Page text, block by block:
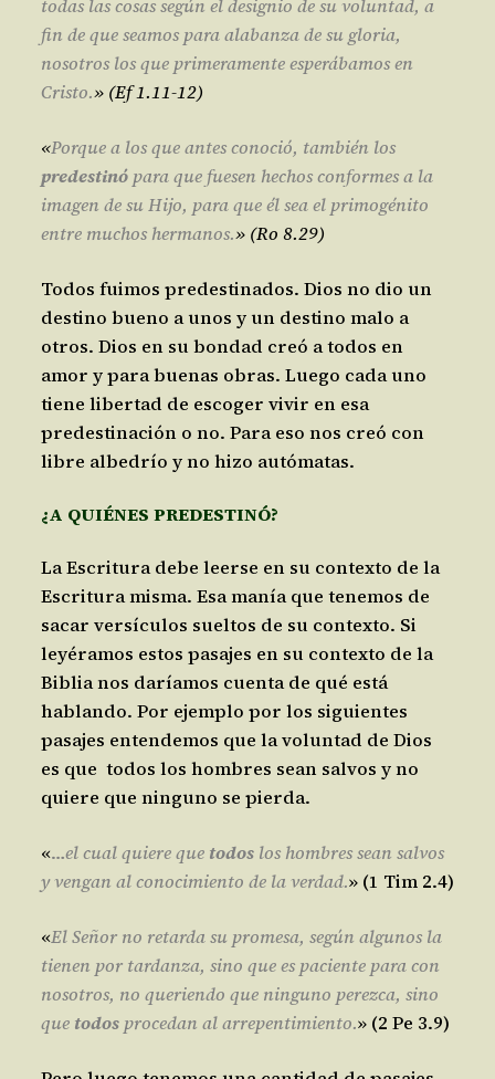
todas las cosas según el designio de su voluntad, a
fin de que seamos para alabanza de su gloria,
nosotros los que primeramente esperábamos en
Cristo.» (Ef 1.11-12)
«Porque a los que antes conoció, también los
predestinópara que fuesen hechos conformes a la
imagen de su Hijo, para que él sea el primogénito
entre muchos hermanos.» (Ro 8.29)
Todos fuimos predestinados. Dios no dio un
destino bueno a unos y un destino malo a
otros. Dios en su bondad creó a todos en
amor y para buenas obras. Luego cada uno
tiene libertad de escoger vivir en esa
predestinación o no. Para eso nos creó con
libre albedrío y no hizo autómatas.
¿A QUIÉNES PREDESTINÓ?
La Escritura debe leerse en su contexto de la
Escritura misma. Esa manía que tenemos de
sacar versículos sueltos de su contexto. Si
leyéramos estos pasajes en su contexto de la
Biblia nos daríamos cuenta de qué está
hablando. Por ejemplo por los siguientes
pasajes entendemos que la voluntad de Dios
es que todos los hombres sean salvos y no
quiere que ninguno se pierda.
«…el cual quiere que todoslos hombres sean salvos
y vengan al conocimiento de la verdad.» (1 Tim 2.4)
«El Señor no retarda su promesa, según algunos la
tienen por tardanza, sino que es paciente para con
nosotros, no queriendo que ninguno perezca, sino
que todosprocedan al arrepentimiento.» (2 Pe 3.9)